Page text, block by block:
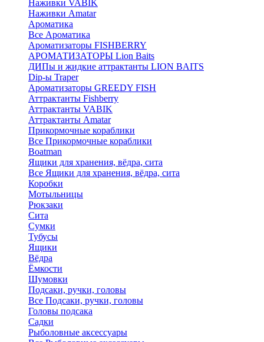
Наживки VABIK
Наживки Amatar
Ароматика
Все Ароматика
Ароматизаторы FISHBERRY
АРОМАТИЗАТОРЫ Lion Baits
ДИПы и жидкие аттрактанты LION BAITS
Dip-ы Traper
Ароматизаторы GREEDY FISH
Аттрактанты Fishberry
Аттрактанты VABIK
Аттрактанты Amatar
Прикормочные кораблики
Все Прикормочные кораблики
Boatman
Ящики для хранения, вёдра, сита
Все Ящики для хранения, вёдра, сита
Коробки
Мотыльницы
Рюкзаки
Сита
Сумки
Тубусы
Ящики
Вёдра
Ёмкости
Шумовки
Подсаки, ручки, головы
Все Подсаки, ручки, головы
Головы подсака
Садки
Рыболовные аксессуары